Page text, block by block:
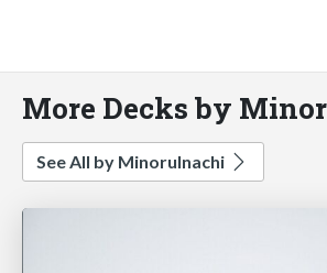
More Decks by
See All by MinoruInachi